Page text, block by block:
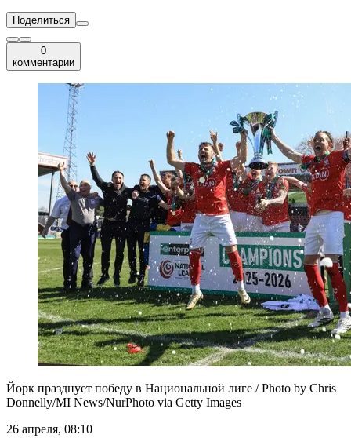
Поделиться
0
комментарии
Йорк празднует победу в Национальной лиге / Photo by Chris
Donnelly/MI News/NurPhoto via Getty Images
26 апреля, 08:10